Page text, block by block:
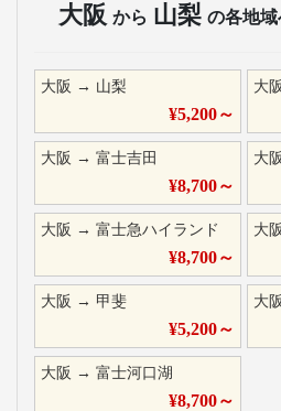
大阪 から 山梨 の各地
大阪 → 山梨
¥5,200～
大阪
大阪 → 富士吉田
¥8,700～
大阪
大阪 → 富士急ハイランド
¥8,700～
大阪
大阪 → 甲斐
¥5,200～
大阪
大阪 → 富士河口湖
¥8,700～